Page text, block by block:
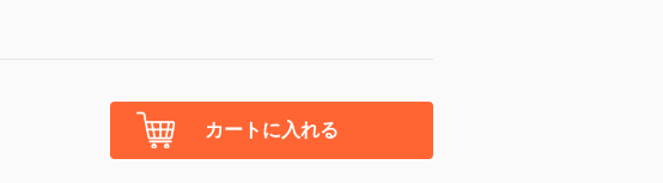
カートに入れる